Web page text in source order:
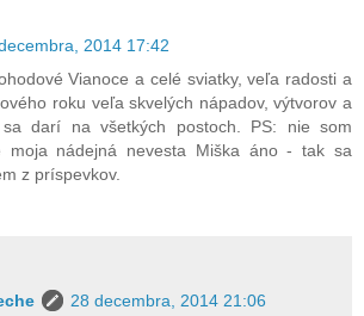
2014 17:42
Vianoce a celé sviatky, veľa radosti a
roku veľa skvelých nápadov, výtvorov a
darí na všetkých postoch. PS: nie som
moja nádejná nevesta Miška áno - tak sa
z príspevkov.
28 decembra, 2014 21:06